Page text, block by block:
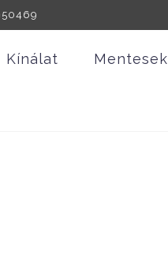
Kínálat Mentesek